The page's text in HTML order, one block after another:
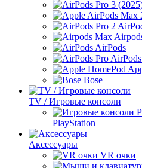
AirPods
Bose
TV / Игровые консоли
PlayStation
Аксессуары
VR очки